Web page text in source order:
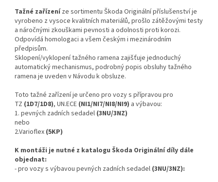
Tažné zařízení ze sortimentu Škoda Originální příslušenství je
vyrobeno z vysoce kvalitních materiálů, prošlo zátěžovými testy
a náročnými zkouškami pevnosti a odolnosti proti korozi.
Odpovídá homologaci a všem českým i mezinárodním
předpisům.
Sklopení/vyklopení tažného ramena zajišťuje jednoduchý
automatický mechanismus, podrobný popis obsluhy tažného
ramena je uveden v Návodu k obsluze.
Toto tažné zařízení je určeno pro vozy s přípravou pro
TZ (1D7/1D8), UN.ECE (NI1/NI7/NI8/NI9) a výbavou:
1. pevných zadních sedadel (3NU/3NZ)
nebo
2.Varioflex (5KP)
K montáži je nutné z katalogu Škoda Originální díly dále
objednat:
- pro vozy s výbavou pevných zadních sedadel (3NU/3NZ):